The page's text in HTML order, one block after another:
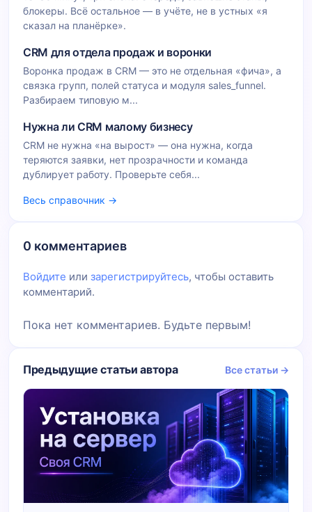
блокеры. Всё остальное — в учёте, не в устных «я
сказал на планёрке».
CRM для отдела продаж и воронки
Воронка продаж в CRM — это не отдельная «фича», а
связка групп, полей статуса и модуля sales_funnel.
Разбираем типовую м...
Нужна ли CRM малому бизнесу
CRM не нужна «на вырост» — она нужна, когда
теряются заявки, нет прозрачности и команда
дублирует работу. Проверьте себя...
Весь справочник →
0 комментариев
Войдите или зарегистрируйтесь, чтобы оставить
комментарий.
Пока нет комментариев. Будьте первым!
Предыдущие статьи автора Все статьи →